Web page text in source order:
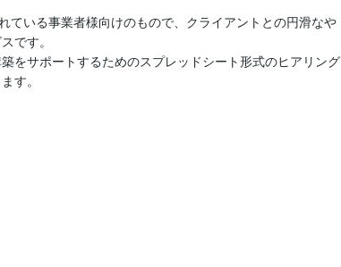
ている事業者様向けのもので、クライアントとの円滑なや
です。
をサポートするためのスプレッドシート形式のヒアリング
す。